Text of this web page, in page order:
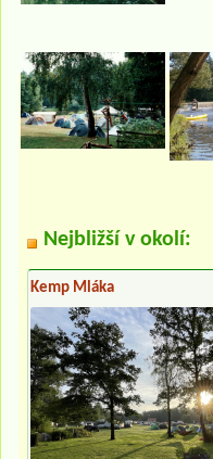
Nejbližší v okolí:
Kemp Mláka